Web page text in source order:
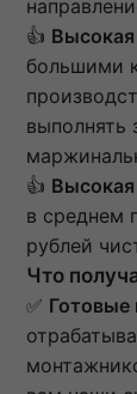
👍
большими
выполнять
👍
в среднем
рублей
Что
✅ Готовые